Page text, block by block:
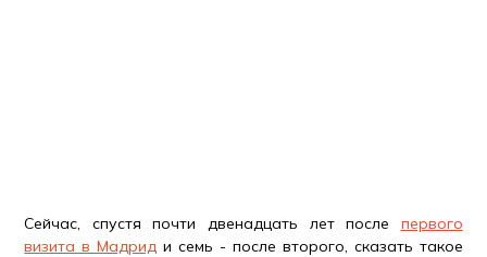
Сейчас, спустя почти двенадцать лет после первого
визита в Мадрид и семь - после второго, сказать такое